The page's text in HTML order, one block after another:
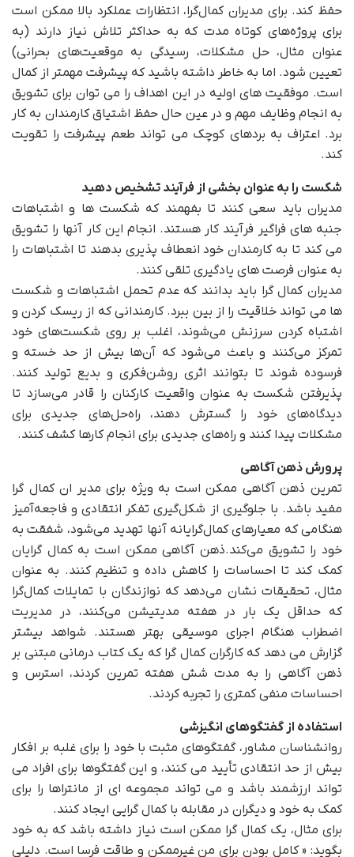
حفظ کند. برای مدیران کمال‌گرا، انتظارات عملکرد بالا ممکن است
برای پروژه‌های کوتاه مدت که به حداکثر تلاش نیاز دارند (به
عنوان مثال، حل مشکلات، رسیدگی به موقعیت‌های بحرانی)
تعیین شود. اما به خاطر داشته باشید که پیشرفت مهمتر از کمال
است. موفقیت های اولیه در این اهداف را می توان برای تشویق
به انجام وظایف مهم و در عین حال حفظ اشتیاق کارمندان به کار
برد. اعتراف به بردهای کوچک می تواند طعم پیشرفت را تقویت
کند.
شکست را به عنوان بخشی از فرآیند تشخیص دهید
مدیران باید سعی کنند تا بفهمند که شکست ها و اشتباهات
جنبه های فراگیر فرآیند کار هستند. انجام این کار آنها را تشویق
می کند تا به کارمندان خود انعطاف پذیری بدهند تا اشتباهات را
به عنوان فرصت های یادگیری تلقی کنند.
مدیران کمال گرا باید بدانند که عدم تحمل اشتباهات و شکست
ها می تواند خلاقیت را از بین ببرد. کارمندانی که از ریسک کردن و
اشتباه کردن سرزنش می‌شوند، اغلب بر روی شکست‌های خود
تمرکز می‌کنند و باعث می‌شود که آن‌ها بیش از حد خسته و
فرسوده شوند تا بتوانند اثری روشن‌فکری و بدیع تولید کنند.
پذیرفتن شکست به عنوان واقعیت کارکنان را قادر می‌سازد تا
دیدگاه‌های خود را گسترش دهند، راه‌حل‌های جدیدی برای
مشکلات پیدا کنند و راه‌های جدیدی برای انجام کارها کشف کنند.
پرورش ذهن آگاهی
تمرین ذهن آگاهی ممکن است به ویژه برای مدیر ان کمال گرا
مفید باشد. با جلوگیری از شکل‌گیری تفکر انتقادی و فاجعه‌آمیز
هنگامی که معیارهای کمال‌گرایانه آنها تهدید می‌شود، شفقت به
خود را تشویق می‌کند.ذهن آگاهی ممکن است به کمال گرایان
کمک کند تا احساسات را کاهش داده و تنظیم کنند. به عنوان
مثال، تحقیقات نشان می‌دهد که نوازندگان با تمایلات کمال‌گرا
که حداقل یک بار در هفته مدیتیشن می‌کنند، در مدیریت
اضطراب هنگام اجرای موسیقی بهتر هستند. شواهد بیشتر
گزارش می دهد که کارگران کمال گرا که یک کتاب درمانی مبتنی بر
ذهن آگاهی را به مدت شش هفته تمرین کردند، استرس و
احساسات منفی کمتری را تجربه کردند.
استفاده از گفتگوهای انگیزشی
روانشناسان مشاور، گفتگوهای مثبت با خود را برای غلبه بر افکار
بیش از حد انتقادی تأیید می کنند، و این گفتگوها برای افراد می
تواند ارزشمند باشد و می تواند مجموعه ای از مانتراها را برای
کمک به خود و دیگران در مقابله با کمال گرایی ایجاد کنند.
برای مثال، یک کمال گرا ممکن است نیاز داشته باشد که به خود
بگوید: « کامل بودن برای من غیرممکن و طاقت فرسا است. دلیلی